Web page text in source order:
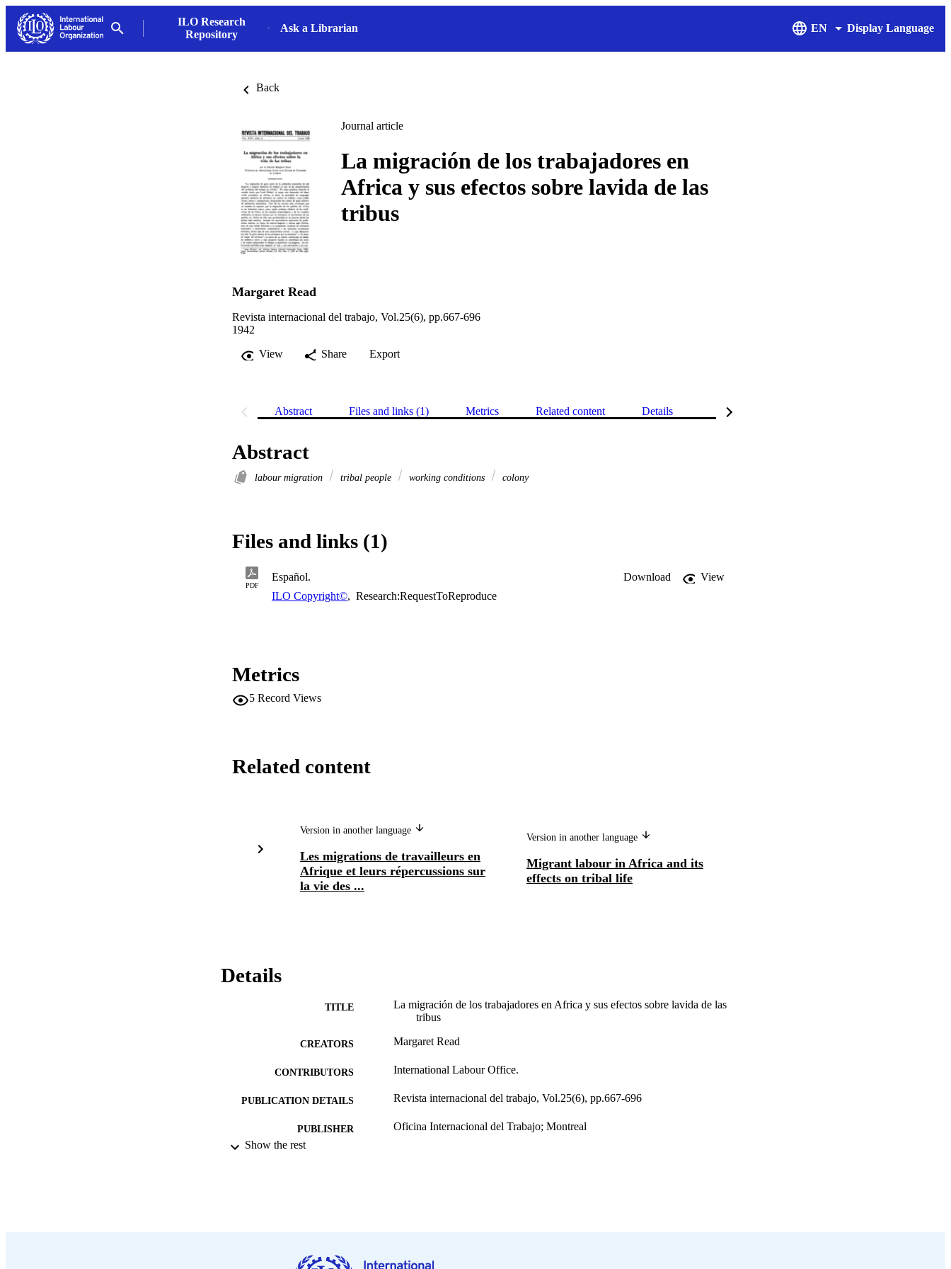
ILO Research
Repository
Ask a Librarian EN Display Language
Back
Journal article
La migración de los trabajadores en
Africa y sus efectos sobre lavida de las
tribus
Margaret Read
Revista internacional del trabajo, Vol.25(6), pp.667-696
1942
View
Share Export
Abstract Files and links (1) Metrics Related content Details
Abstract
labour migration tribal people working conditions colony
Files and links (1)
PDF
Español. Download
View
ILO Copyright©, Research:RequestToReproduce
Metrics
5 Record Views
Related content
Version in another language
Les migrations de travailleurs en
Afrique et leurs répercussions sur
la vie des ...
Version in another language
Migrant labour in Africa and its
effects on tribal life
Details
TITLE
La migración de los trabajadores en Africa y sus efectos sobre lavida de las
tribus
CREATORS Margaret Read
CONTRIBUTORS International Labour Office.
PUBLICATION DETAILS Revista internacional del trabajo, Vol.25(6), pp.667-696
PUBLISHER Oficina Internacional del Trabajo; Montreal
Show the rest